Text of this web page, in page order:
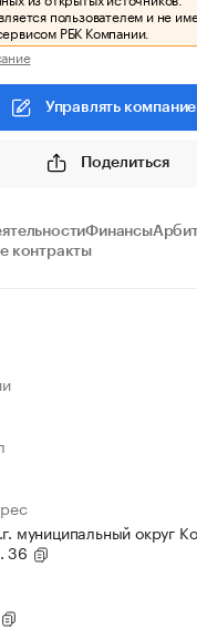
пользователем и не
РБК Компании.
Управлять
Поделиться
Финансы
контракты
муниципальный округ
36